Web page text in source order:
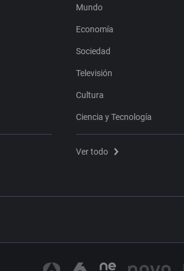
Mundo
Economía
Sociedad
Televisión
Cultura
Ciencia y Tecnología
Ver todo